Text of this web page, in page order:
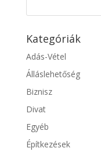
Kategóriák
Adás-Vétel
Álláslehetőség
Biznisz
Divat
Egyéb
Építkezések